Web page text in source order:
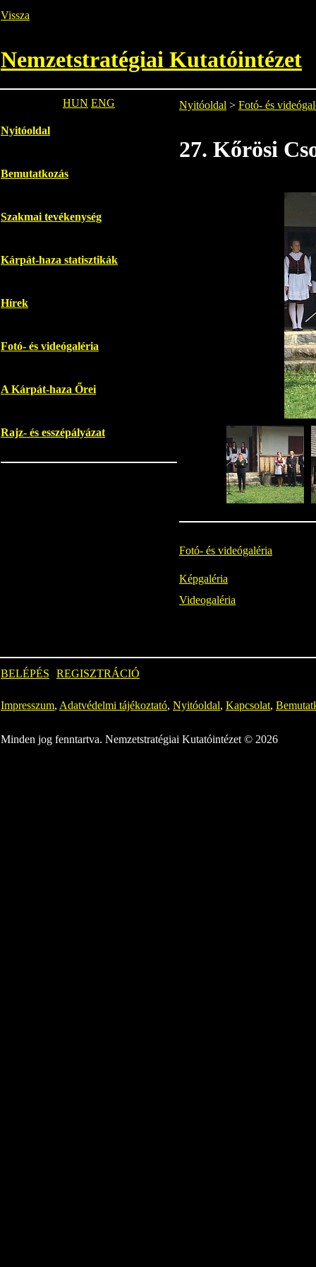
Vissza
Nemzetstratégiai Kutatóintézet
HUN ENG
Nyitóoldal
Bemutatkozás
Szakmai tevékenység
Kárpát-haza statisztikák
Hírek
Fotó- és videógaléria
A Kárpát-haza Őrei
Rajz- és esszépályázat
Nyitóoldal > Fotó- és
27. Kőrösi
Fotó- és videógaléria
Képgaléria
Videogaléria
BELÉPÉS REGISZTRÁCIÓ
Impresszum, Adatvédelmi tájékoztató, Nyitóoldal, Kapcsolat,
Minden jog fenntartva. Nemzetstratégiai Kutatóintézet © 2026